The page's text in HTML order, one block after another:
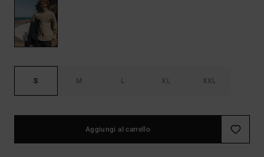
S M L XL XXL
Aggiungi al carrello